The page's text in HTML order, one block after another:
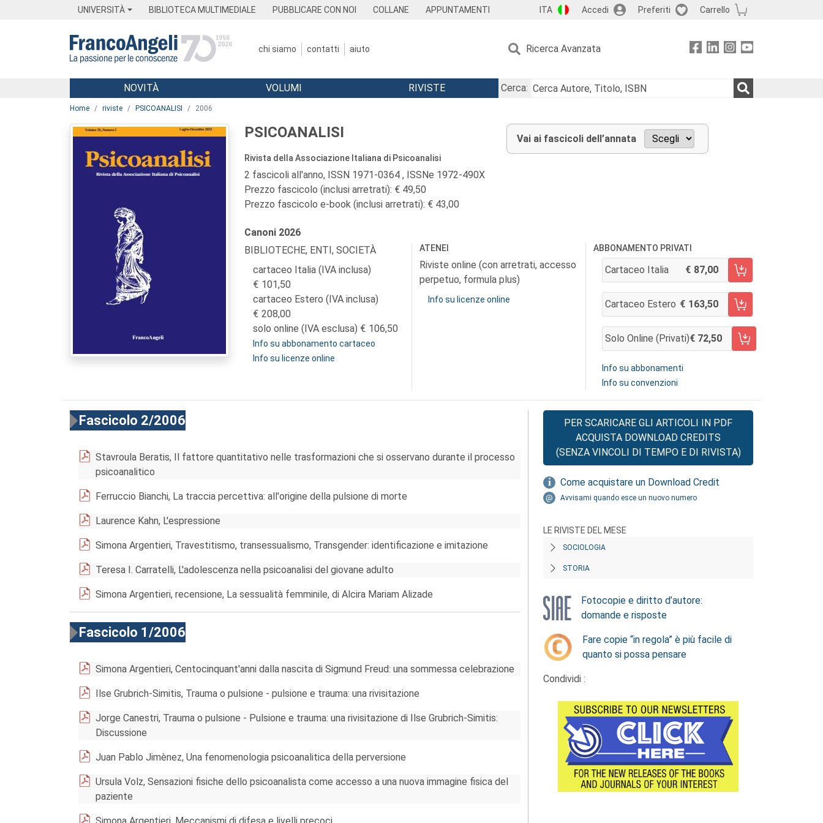
UNIVERSITÀ BIBLIOTECA MULTIMEDIALE PUBBLICARE CON NOI COLLANE APPUNTAMENTI ITA Accedi Preferiti Carrello
chi siamo contatti aiuto Ricerca Avanzata
Menu
NOVITÀ VOLUMI RIVISTE
Cerca:
Home riviste PSICOANALISI 2006
PSICOANALISI
Rivista della Associazione Italiana di Psicoanalisi
2 fascicoli all'anno, ISSN 1971-0364 , ISSNe 1972-490X
Prezzo fascicolo (inclusi arretrati): € 49,50
Prezzo fascicolo e-book (inclusi arretrati): € 43,00
Vai ai fascicoli dell’annata
Canoni 2026
BIBLIOTECHE, ENTI, SOCIETÀ
cartaceo Italia (IVA inclusa)
101,50
cartaceo Estero (IVA inclusa)
208,00
solo online (IVA esclusa)
106,50
Info su abbonamento cartaceo
Info su licenze online
ATENEI
Riviste online (con arretrati, accesso
perpetuo, formula plus)
Info su licenze online
ABBONAMENTO PRIVATI
Cartaceo Italia 87,00
AGGIUNGI AL CARRELLO
Cartaceo Estero 163,50
AGGIUNGI AL CARRELLO
Solo Online (privati) 72,50
AGGIUNGI AL CARRELLO
Info su abbonamenti
Info su convenzioni
Fascicolo 2/2006
Stavroula Beratis, Il fattore quantitativo nelle trasformazioni che si osservano durante il processo
psicoanalitico
Ferruccio Bianchi, La traccia percettiva: all'origine della pulsione di morte
Laurence Kahn, L'espressione
Simona Argentieri, Travestitismo, transessualismo, Transgender: identificazione e imitazione
Teresa I. Carratelli, L'adolescenza nella psicoanalisi del giovane adulto
Simona Argentieri, recensione, La sessualità femminile, di Alcira Mariam Alizade
Fascicolo 1/2006
Simona Argentieri, Centocinquant'anni dalla nascita di Sigmund Freud: una sommessa celebrazione
Ilse Grubrich-Simitis, Trauma o pulsione - pulsione e trauma: una rivisitazione
Jorge Canestri, Trauma o pulsione - Pulsione e trauma: una rivisitazione di Ilse Grubrich-Simitis:
Discussione
Juan Pablo Jimènez, Una fenomenologia psicoanalitica della perversione
Ursula Volz, Sensazioni fisiche dello psicoanalista come accesso a una nuova immagine fisica del
paziente
PER SCARICARE GLI ARTICOLI IN PDF
ACQUISTA DOWNLOAD CREDITS
(SENZA VINCOLI DI TEMPO E DI RIVISTA)
Come acquistare un Download Credit
Avvisami quando esce un nuovo numero
LE RIVISTE DEL MESE
SOCIOLOGIA
STORIA
Fotocopie e diritto d’autore:
domande e risposte
Fare copie “in regola” è più facile di
quanto si possa pensare
Condividi :